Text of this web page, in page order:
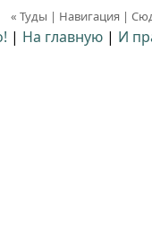
« Туды | Навигация |
| На главную | И